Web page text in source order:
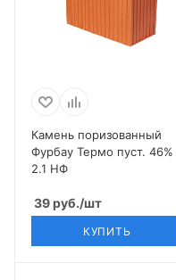
Камень поризованный
Фурбау Термо пуст. 46%
2.1 НФ
39руб./шт
КУПИТЬ